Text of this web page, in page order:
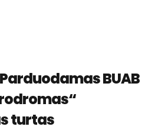
BUAB
turtas